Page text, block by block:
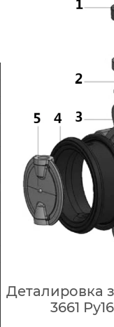
Деталировка
3661